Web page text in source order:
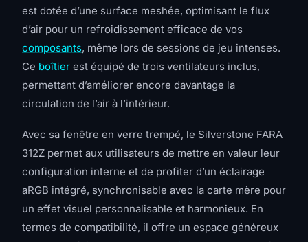
est dotée d’une surface meshée, optimisant le flux
d’air pour un refroidissement efficace de vos
composants, même lors de sessions de jeu intenses.
Ce boîtier est équipé de trois ventilateurs inclus,
permettant d’améliorer encore davantage la
circulation de l’air à l’intérieur.
Avec sa fenêtre en verre trempé, le Silverstone FARA
312Z permet aux utilisateurs de mettre en valeur leur
configuration interne et de profiter d’un éclairage
aRGB intégré, synchronisable avec la carte mère pour
un effet visuel personnalisable et harmonieux. En
termes de compatibilité, il offre un espace généreux